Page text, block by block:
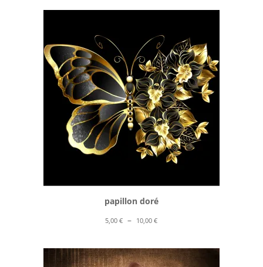
prix :
à
10,00 €
papillon doré
5,00€ – 10,00€Plage
prix :
5,00 €